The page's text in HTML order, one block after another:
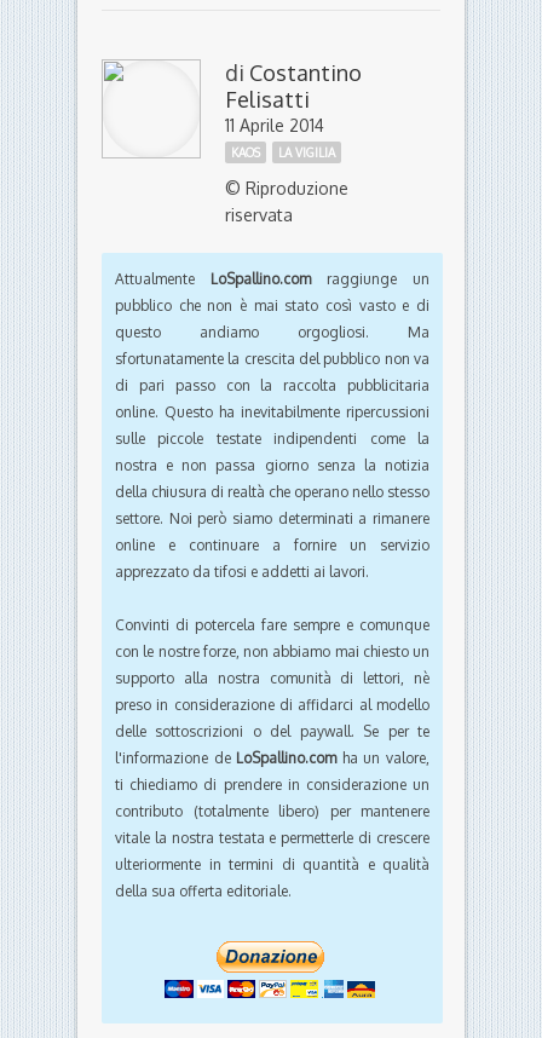
di Costantino
Felisatti
11 Aprile 2014
KAOS LA VIGILIA
© Riproduzione
riservata
Attualmente LoSpallino.comraggiunge un
pubblico che non è mai stato così vasto e di
questo andiamo orgogliosi. Ma
sfortunatamente la crescita del pubblico non va
di pari passo con la raccolta pubblicitaria
online. Questo ha inevitabilmente ripercussioni
sulle piccole testate indipendenti come la
nostra e non passa giorno senza la notizia
della chiusura di realtà che operano nello stesso
settore. Noi però siamo determinati a rimanere
online e continuare a fornire un servizio
apprezzato da tifosi e addetti ai lavori.
Convinti di potercela fare sempre e comunque
con le nostre forze, non abbiamo mai chiesto un
supporto alla nostra comunità di lettori, nè
preso in considerazione di affidarci al modello
delle sottoscrizioni o del paywall. Se per te
l'informazione de LoSpallino.comha un valore,
ti chiediamo di prendere in considerazione un
contributo (totalmente libero) per mantenere
vitale la nostra testata e permetterle di crescere
ulteriormente in termini di quantità e qualità
della sua offerta editoriale.